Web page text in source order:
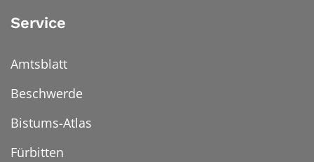
Service
Amtsblatt
Beschwerde
Bistums-Atlas
Fürbitten